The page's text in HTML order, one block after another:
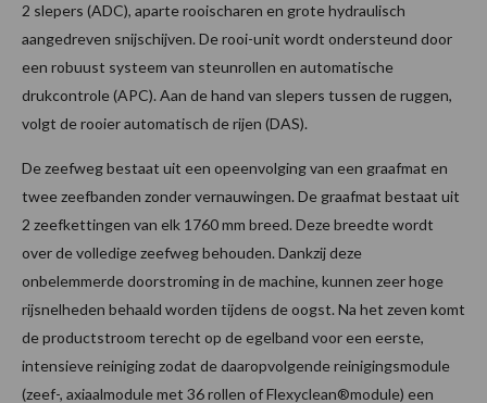
2 slepers (ADC), aparte rooischaren en grote hydraulisch
aangedreven snijschijven. De rooi-unit wordt ondersteund door
een robuust systeem van steunrollen en automatische
drukcontrole (APC). Aan de hand van slepers tussen de ruggen,
volgt de rooier automatisch de rijen (DAS).
De zeefweg bestaat uit een opeenvolging van een graafmat en
twee zeefbanden zonder vernauwingen. De graafmat bestaat uit
2 zeefkettingen van elk 1760 mm breed. Deze breedte wordt
over de volledige zeefweg behouden. Dankzij deze
onbelemmerde doorstroming in de machine, kunnen zeer hoge
rijsnelheden behaald worden tijdens de oogst. Na het zeven komt
de productstroom terecht op de egelband voor een eerste,
intensieve reiniging zodat de daaropvolgende reinigingsmodule
(zeef-, axiaalmodule met 36 rollen of Flexyclean®module) een